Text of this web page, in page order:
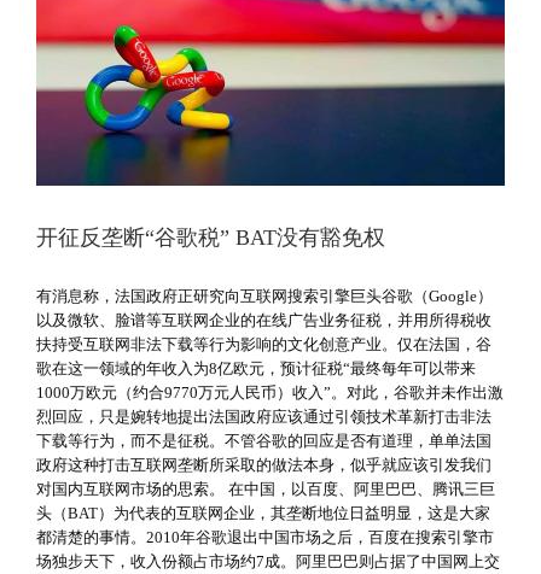
开征反垄断“谷歌税” BAT没有豁免权
有消息称，法国政府正研究向互联网搜索引擎巨头谷歌（Google）
以及微软、脸谱等互联网企业的在线广告业务征税，并用所得税收
扶持受互联网非法下载等行为影响的文化创意产业。仅在法国，谷
歌在这一领域的年收入为8亿欧元，预计征税“最终每年可以带来
1000万欧元（约合9770万元人民币）收入”。对此，谷歌并未作出激
烈回应，只是婉转地提出法国政府应该通过引领技术革新打击非法
下载等行为，而不是征税。不管谷歌的回应是否有道理，单单法国
政府这种打击互联网垄断所采取的做法本身，似乎就应该引发我们
对国内互联网市场的思索。 在中国，以百度、阿里巴巴、腾讯三巨
头（BAT）为代表的互联网企业，其垄断地位日益明显，这是大家
都清楚的事情。2010年谷歌退出中国市场之后，百度在搜索引擎市
场独步天下，收入份额占市场约7成。阿里巴巴则占据了中国网上交